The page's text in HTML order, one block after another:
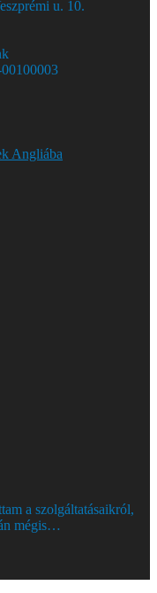
u. 10.
Angliába
a szolgáltatásaikról,
mégis…